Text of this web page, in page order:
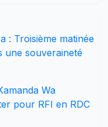
: Troisième matinée
une souveraineté
Wa
pour RFI en RDC